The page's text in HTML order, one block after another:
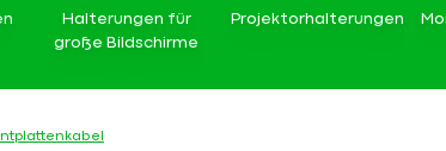
Halterungen für
große Bildschirme
Projektorhalterungen